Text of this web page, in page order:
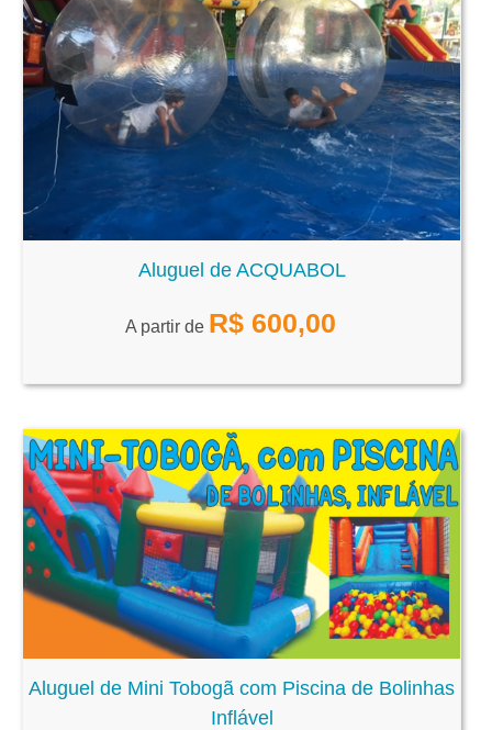
Aluguel de ACQUABOL
A partir de R$ 600,00
Aluguel de Mini Tobogã com Piscina de Bolinhas
Inflável